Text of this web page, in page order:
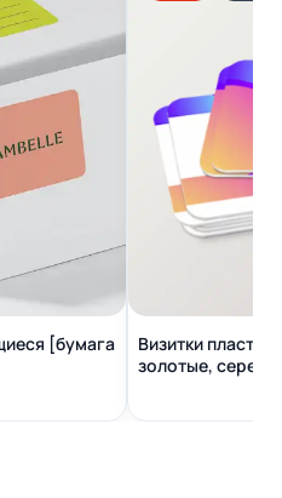
[бумага
Визитки
золотые,